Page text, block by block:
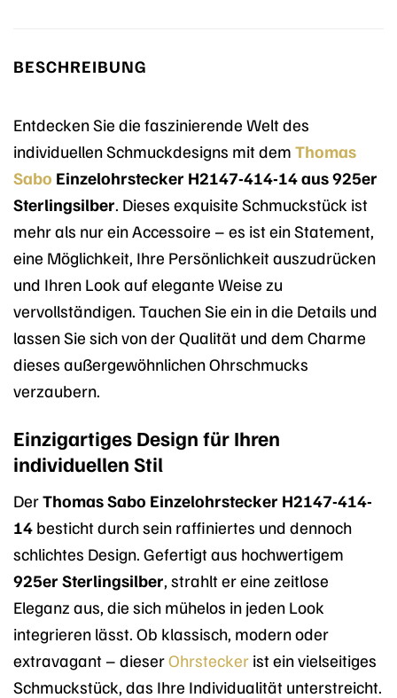
BESCHREIBUNG
Entdecken Sie die faszinierende Welt des
individuellen Schmuckdesigns mit dem Thomas
Sabo Einzelohrstecker H2147-414-14 aus 925er
Sterlingsilber . Dieses exquisite Schmuckstück ist
mehr als nur ein Accessoire – es ist ein Statement,
eine Möglichkeit, Ihre Persönlichkeit auszudrücken
und Ihren Look auf elegante Weise zu
vervollständigen. Tauchen Sie ein in die Details und
lassen Sie sich von der Qualität und dem Charme
dieses außergewöhnlichen Ohrschmucks
verzaubern.
Einzigartiges Design für Ihren
individuellen Stil
DerThomas Sabo Einzelohrstecker H2147-414-
14 besticht durch sein raffiniertes und dennoch
schlichtes Design. Gefertigt aus hochwertigem
925er Sterlingsilber, strahlt er eine zeitlose
Eleganz aus, die sich mühelos in jeden Look
integrieren lässt. Ob klassisch, modern oder
extravagant – dieserOhrstecker ist ein vielseitiges
Schmuckstück, das Ihre Individualität unterstreicht.